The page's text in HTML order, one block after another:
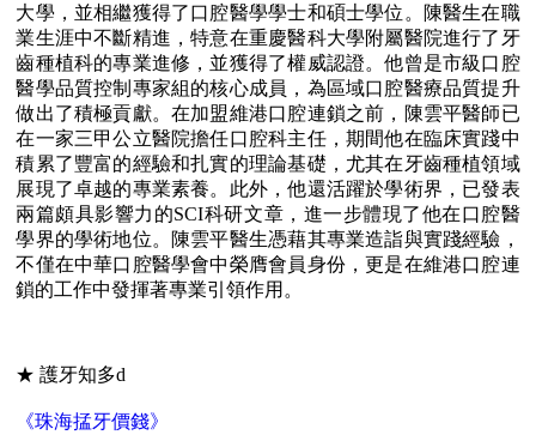
大學，並相繼獲得了口腔醫學學士和碩士學位。陳醫生在職
業生涯中不斷精進，特意在重慶醫科大學附屬醫院進行了牙
齒種植科的專業進修，並獲得了權威認證。他曾是市級口腔
醫學品質控制專家組的核心成員，為區域口腔醫療品質提升
做出了積極貢獻。在加盟維港口腔連鎖之前，陳雲平醫師已
在一家三甲公立醫院擔任口腔科主任，期間他在臨床實踐中
積累了豐富的經驗和扎實的理論基礎，尤其在牙齒種植領域
展現了卓越的專業素養。此外，他還活躍於學術界，已發表
兩篇頗具影響力的SCI科研文章，進一步體現了他在口腔醫
學界的學術地位。陳雲平醫生憑藉其專業造詣與實踐經驗，
不僅在中華口腔醫學會中榮膺會員身份，更是在維港口腔連
鎖的工作中發揮著專業引領作用。
★ 護牙知多d
《珠海掹牙價錢》